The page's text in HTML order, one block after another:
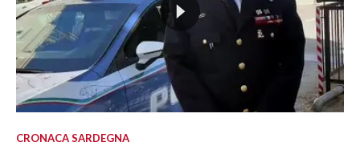
CRONACA SARDEGNA